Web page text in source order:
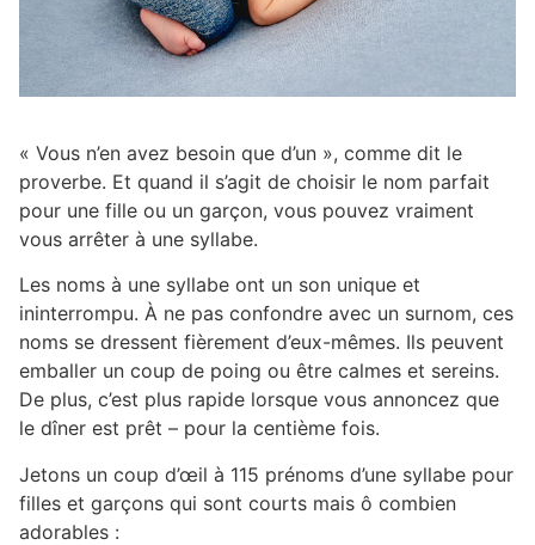
« Vous n’en avez besoin que d’un », comme dit le
proverbe. Et quand il s’agit de choisir le nom parfait
pour une fille ou un garçon, vous pouvez vraiment
vous arrêter à une syllabe.
Les noms à une syllabe ont un son unique et
ininterrompu. À ne pas confondre avec un surnom, ces
noms se dressent fièrement d’eux-mêmes. Ils peuvent
emballer un coup de poing ou être calmes et sereins.
De plus, c’est plus rapide lorsque vous annoncez que
le dîner est prêt – pour la centième fois.
Jetons un coup d’œil à 115 prénoms d’une syllabe pour
filles et garçons qui sont courts mais ô combien
adorables :